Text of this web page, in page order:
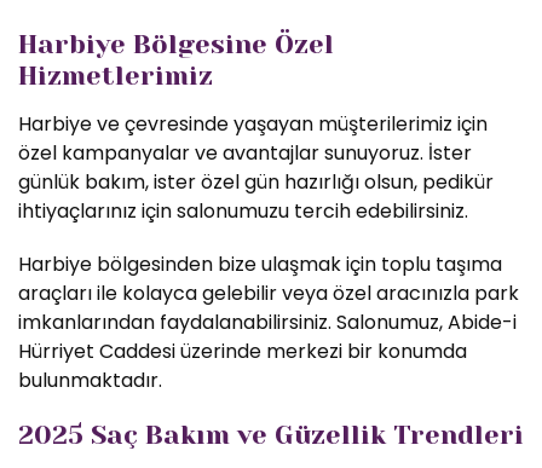
Harbiye Bölgesine Özel
Hizmetlerimiz
Harbiye ve çevresinde yaşayan müşterilerimiz için
özel kampanyalar ve avantajlar sunuyoruz. İster
günlük bakım, ister özel gün hazırlığı olsun, pedikür
ihtiyaçlarınız için salonumuzu tercih edebilirsiniz.
Harbiye bölgesinden bize ulaşmak için toplu taşıma
araçları ile kolayca gelebilir veya özel aracınızla park
imkanlarından faydalanabilirsiniz. Salonumuz, Abide-i
Hürriyet Caddesi üzerinde merkezi bir konumda
bulunmaktadır.
2025 Saç Bakım ve Güzellik Trendleri